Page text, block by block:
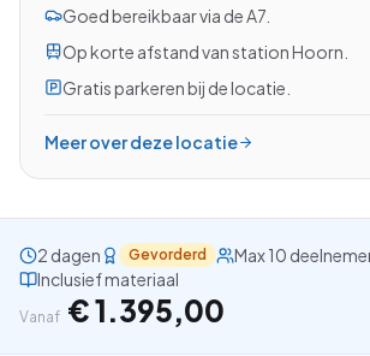
Bel ons: 023-5513409
Gratis studiegids
4.8/5
Goed bereikbaar via de A7.
Op korte afstand van station Hoorn.
Gratis parkeren bij de locatie.
Meer over deze locatie
2 dagen Gevorderd
Max 10
Inclusief materiaal
Vanaf € 1.395,00